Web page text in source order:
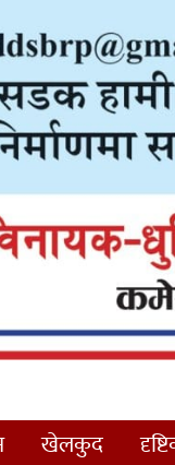
खेलकुद